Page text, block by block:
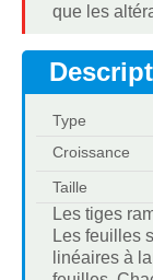
que les
Type
Croissance
Taille
Les tiges
Les feuilles
linéaires à